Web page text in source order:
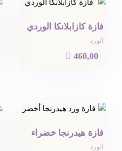
فازة كازابلانكا الوردي
الورد
 460,00
فازة هيدرنجا خضراء
الورد